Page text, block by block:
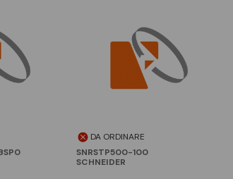
DA ORDINARE
SNRSTP500-100
SCHNEIDER